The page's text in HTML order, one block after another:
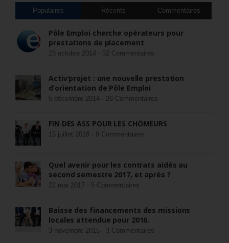
Populaires Récents Commentaires
Pôle Emploi cherche opérateurs pour
prestations de placement
23 octobre 2014 - 52 Commentaires
Activ’projet : une nouvelle prestation
d’orientation de Pôle Emploi
5 décembre 2014 - 26 Commentaires
FIN DES ASS POUR LES CHÔMEURS
15 juillet 2018 - 8 Commentaires
Quel avenir pour les contrats aidés au
second semestre 2017, et après ?
22 mai 2017 - 5 Commentaires
Baisse des financements des missions
locales attendue pour 2016.
3 novembre 2015 - 3 Commentaires